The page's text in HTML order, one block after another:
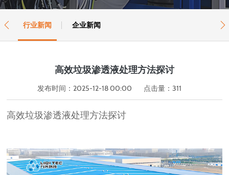
行业新闻 企业新闻
 
高效垃圾渗透液处理方法探讨
发布时间：2025-12-18 00:00 点击量： 311
高效垃圾渗透液处理方法探讨